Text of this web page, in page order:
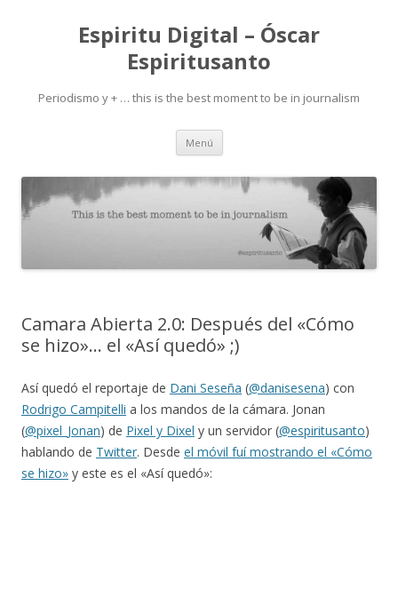
Espiritu Digital – Óscar
Espiritusanto
Periodismo y + … this is the best moment to be in journalism
Menú Ir
contenido
Camara Abierta 2.0: Después del «Cómo
se hizo»… el «Así quedó» ;)
Así quedó el reportaje de Dani Seseña (@danisesena) con
Rodrigo Campitelli a los mandos de la cámara. Jonan
(@pixel_Jonan) de Pixel y Dixel y un servidor (@espiritusanto)
hablando de Twitter. Desde el móvil fuí mostrando el «Cómo
se hizo» y este es el «Así quedó»: